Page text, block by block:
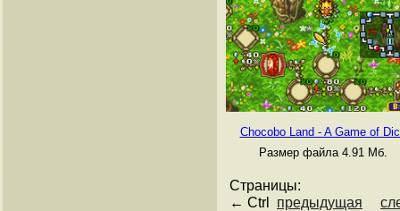
Chocobo Land - A Game of
Размер файла 4.91 Мб.
Страницы:
← Ctrl предыдущая